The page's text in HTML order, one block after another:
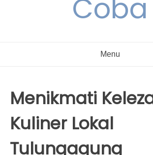
Coba
Menu
Menikmati
Kuliner Lokal
Tulungagung